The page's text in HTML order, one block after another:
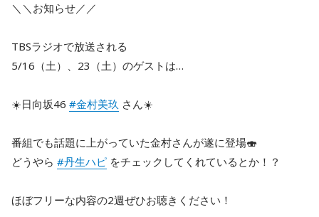
＼＼お知らせ／／
TBSラジオで放送される
5/16（土）、23（土）のゲストは…
☀️日向坂46 #金村美玖 さん☀️
番組でも話題に上がっていた金村さんが遂に登場🍣
どうやら #丹生ハピ をチェックしてくれているとか！？
ほぼフリーな内容の2週ぜひお聴きください！